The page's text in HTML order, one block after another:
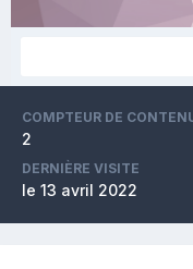
COMPTEUR DE
2
DERNIÈRE VISITE
le 13 avril 2022